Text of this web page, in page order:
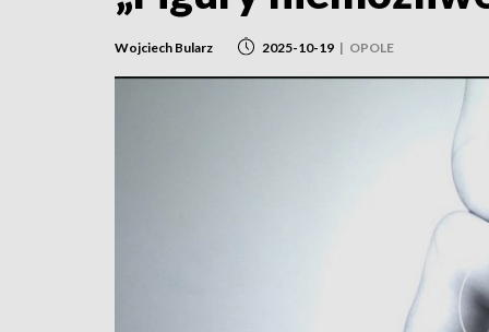
Wojciech Bularz 2025-10-19 | OPOLE